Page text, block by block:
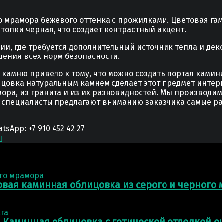
бежевого оттенка с прожилками. Цветовая
черная, что создает контрастный акцент.
где требуется дополнительный источник тепла и
всех норм безопасности.
привело к тому, что можно создать портал
натуральным камнем сделает этот предмет
из гранита и из их разновидностей. Мы
предлагают вниманию заказчика самые
+7 910 452 42 27
каминная облицовка из серого и черного